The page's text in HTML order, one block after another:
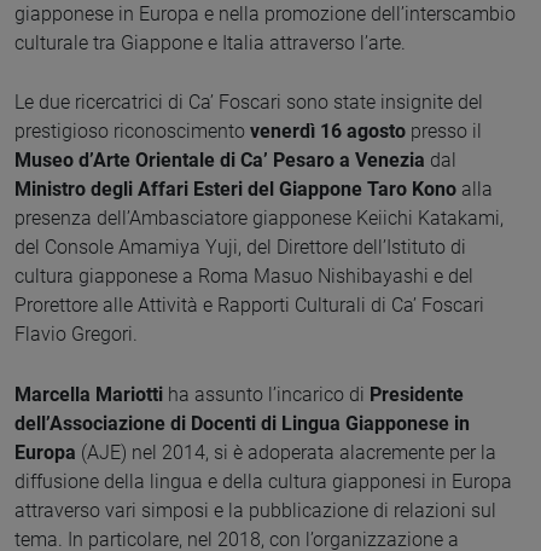
giapponese in Europa e nella promozione dell’interscambio
culturale tra Giappone e Italia attraverso l’arte.
Le due ricercatrici di Ca’ Foscari sono state insignite del
prestigioso riconoscimento venerdì 16 agosto presso il
Museo d’Arte Orientale di Ca’ Pesaro a Venezia dal
Ministro degli Affari Esteri del Giappone Taro Kono alla
presenza dell’Ambasciatore giapponese Keiichi Katakami,
del Console Amamiya Yuji, del Direttore dell’Istituto di
cultura giapponese a Roma Masuo Nishibayashi e del
Prorettore alle Attività e Rapporti Culturali di Ca’ Foscari
Flavio Gregori.
Marcella Mariotti ha assunto l’incarico di Presidente
dell’Associazione di Docenti di Lingua Giapponese in
Europa (AJE) nel 2014, si è adoperata alacremente per la
diffusione della lingua e della cultura giapponesi in Europa
attraverso vari simposi e la pubblicazione di relazioni sul
tema. In particolare, nel 2018, con l’organizzazione a